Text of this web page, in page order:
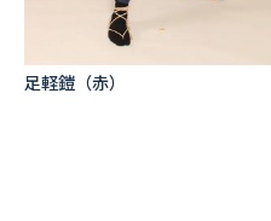
足軽鎧（赤）